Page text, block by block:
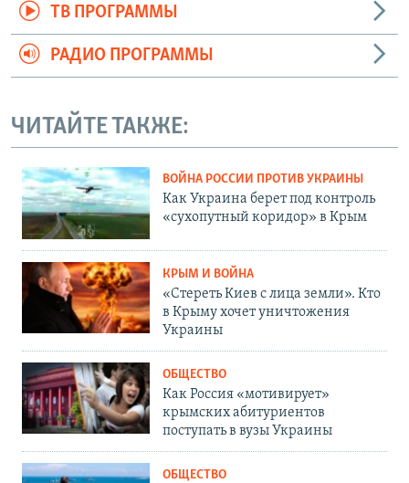
ТВ ПРОГРАММЫ
РАДИО ПРОГРАММЫ
ЧИТАЙТЕ ТАКЖЕ:
ВОЙНА РОССИИ ПРОТИВ УКРАИНЫ
Как Украина берет под контроль
«сухопутный коридор» в Крым
КРЫМ И ВОЙНА
«Стереть Киев с лица земли». Кто
в Крыму хочет уничтожения
Украины
ОБЩЕСТВО
Как Россия «мотивирует»
крымских абитуриентов
поступать в вузы Украины
ОБЩЕСТВО